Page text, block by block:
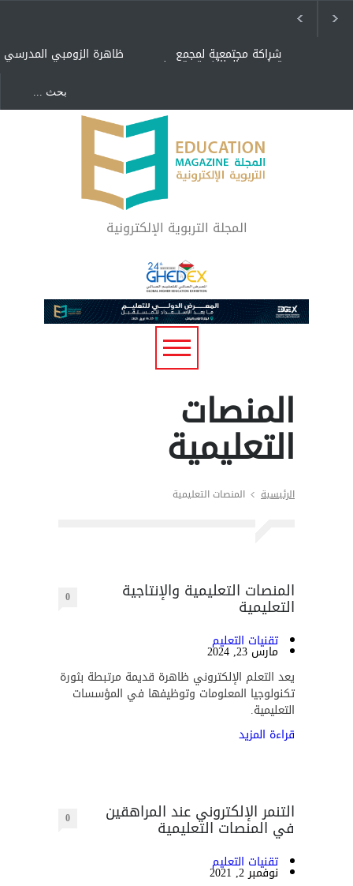
ظاهرة الزومبي المدرسي شراكة مجتمعية لمجمع
تعليمي بالطائف تستهدف
"كنت أنضرب ومافيني إلا
العافية" هل هذا مبرر
لاستمرار أسلوب التربية
المتوارث؟
لماذا تعد برامج توعية الأطفال
بخصوصية الجسد وقاية لا
فضول؟
المجلة التربوية الإلكترونية
المنصات
التعليمية
الرئيسية المنصات التعليمية
المنصات التعليمية والإنتاجية
التعليمية 0
تقنيات التعليم
مارس 23, 2024
يعد التعلم الإلكتروني ظاهرة قديمة مرتبطة بثورة
تكنولوجيا المعلومات وتوظيفها في المؤسسات
التعليمية.
قراءة المزيد
التنمر الإلكتروني عند المراهقين
في المنصات التعليمية 0
تقنيات التعليم
نوفمبر 2, 2021